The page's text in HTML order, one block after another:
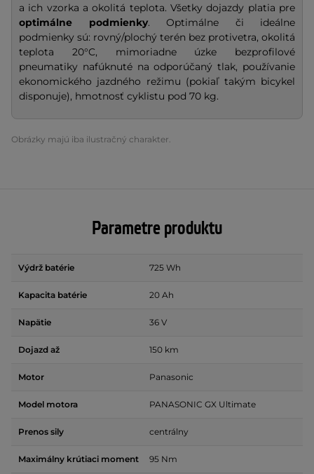
a ich vzorka a okolitá teplota. Všetky dojazdy platia pre
optimálne podmienky. Optimálne či ideálne
podmienky sú: rovný/plochý terén bez protivetra, okolitá
teplota 20°C, mimoriadne úzke bezprofilové
pneumatiky nafúknuté na odporúčaný tlak, používanie
ekonomického jazdného režimu (pokiaľ takým bicykel
disponuje), hmotnosť cyklistu pod 70 kg.
Obrázky majú iba ilustračný charakter.
Parametre produktu
Výdrž batérie 725 Wh
Kapacita batérie 20 Ah
Napätie 36 V
Dojazd až 150 km
Motor Panasonic
Model motora PANASONIC GX Ultimate
Prenos sily centrálny
Maximálny krútiaci moment 95 Nm